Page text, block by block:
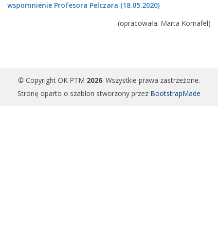
wspomnienie Profesora Pelczara (18.05.2020)
(opracowała: Marta Kornafel)
© Copyright OK PTM 2026. Wszystkie prawa zastrzeżone.
Stronę oparto o szablon stworzony przez BootstrapMade